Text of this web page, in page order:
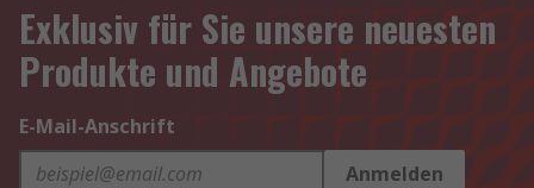
Exklusiv für Sie unsere neuesten
Produkte und Angebote
E-Mail-Anschrift
Anmelden